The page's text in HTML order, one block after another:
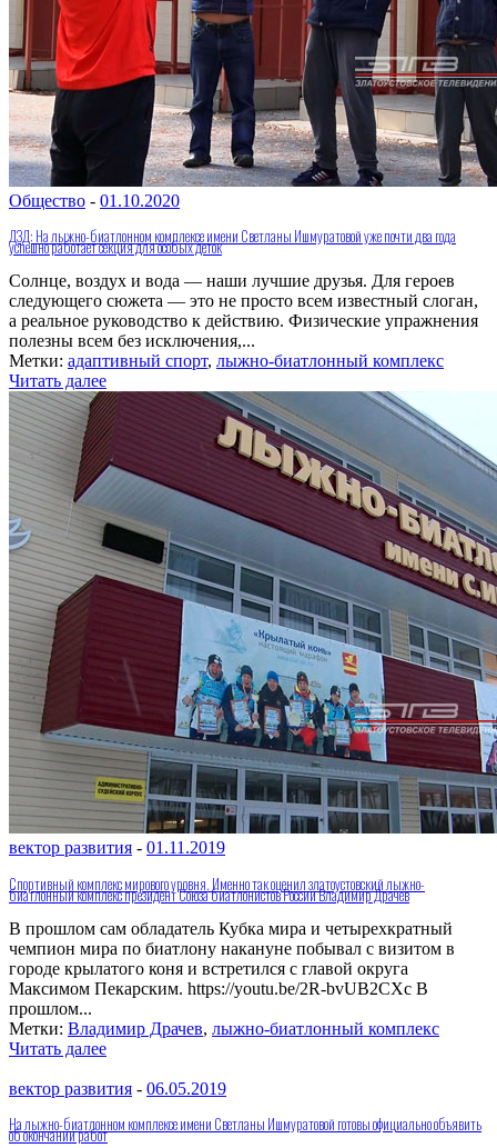
Общество - 01.10.2020
ДЗД: На лыжно-биатлонном комплексе имени Светланы Ишмуратовой уже почти два года
успешно работает секция для особых деток
Солнце, воздух и вода — наши лучшие друзья. Для героев
следующего сюжета — это не просто всем известный слоган,
а реальное руководство к действию. Физические упражнения
полезны всем без исключения,...
Метки: адаптивный спорт, лыжно-биатлонный комплекс
Читать далее
вектор развития - 01.11.2019
Спортивный комплекс мирового уровня. Именно так оценил златоустовский лыжно-
биатлонный комплекс президент Союза биатлонистов России Владимир Драчёв
В прошлом сам обладатель Кубка мира и четырехкратный
чемпион мира по биатлону накануне побывал с визитом в
городе крылатого коня и встретился с главой округа
Максимом Пекарским. https://youtu.be/2R-bvUB2CXc В
прошлом...
Метки: Владимир Драчев, лыжно-биатлонный комплекс
Читать далее
вектор развития - 06.05.2019
На лыжно-биатлонном комплексе имени Светланы Ишмуратовой готовы официально объявить
об окончании работ